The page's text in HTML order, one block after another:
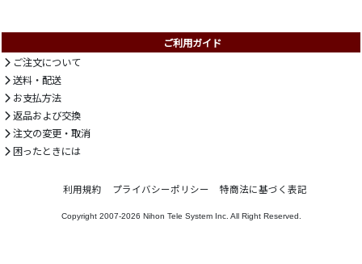
ご利用ガイド
ご注文について
送料・配送
お支払方法
返品および交換
注文の変更・取消
困ったときには
利用規約 プライバシーポリシー 特商法に基づく表記
Copyright 2007-2026 Nihon Tele System Inc. All Right Reserved.